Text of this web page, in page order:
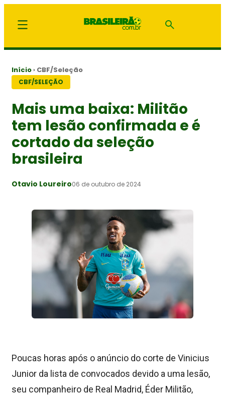
Início › CBF/Seleção
CBF/SELEÇÃO
Mais uma baixa: Militão
tem lesão confirmada e é
cortado da seleção
brasileira
Otavio Loureiro06 de outubro de 2024
Poucas horas após o anúncio do corte de Vinicius
Junior da lista de convocados devido a uma lesão,
seu companheiro de Real Madrid, Éder Militão,